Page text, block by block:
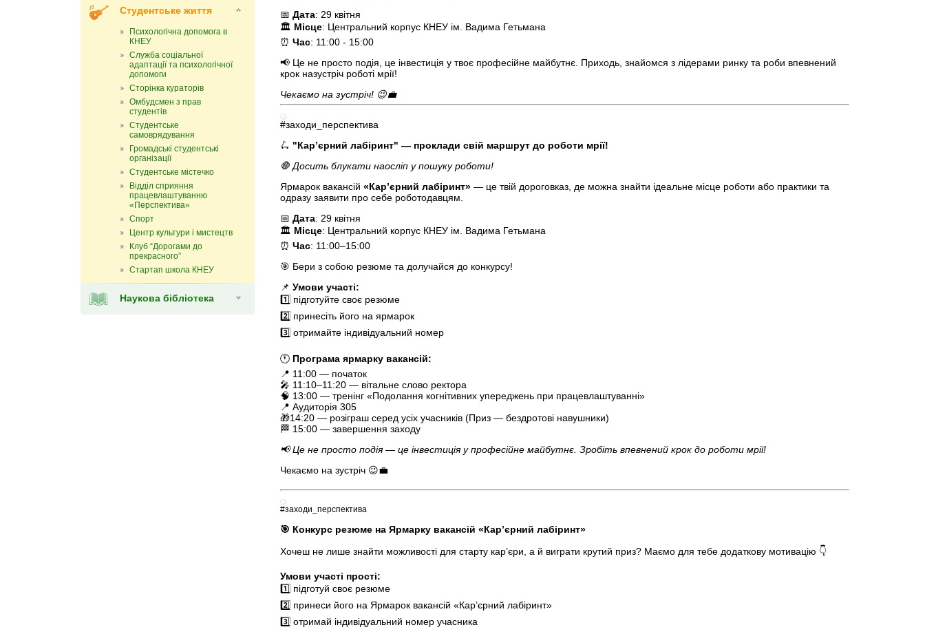
Студентське життя
Психологічна допомога в
КНЕУ
Служба соціальної
адаптації та психологічної
допомоги
Сторінка кураторів
Омбудсмен з прав
студентів
Студентське
самоврядування
Громадські студентські
організації
Студентське містечко
Відділ сприяння
працевлаштуванню
«Перспектива»
Спорт
Центр культури і мистецтв
Клуб “Дорогами до
прекрасного”
Стартап школа КНЕУ
Наукова бібліотека
📅 Дата: 29 квітня
🏛 Місце: Центральний корпус КНЕУ ім. Вадима Гетьмана
⏰ Час: 11:00 - 15:00
📢 Це не просто подія, це інвестиція у твоє професійне майбутнє. Приходь, знайомся з лідерами ринку та роби впевнений
крок назустріч роботі мрії!
Чекаємо на зустріч! 😉💼
#заходи_перспектива
🛴 "Кар’єрний лабіринт" — проклади свій маршрут до роботи мрії!
🛑 Досить блукати наосліп у пошуку роботи!
Ярмарок вакансій «Кар’єрний лабіринт» — це твій дороговказ, де можна знайти ідеальне місце роботи або практики та
одразу заявити про себе роботодавцям.
📅 Дата: 29 квітня
🏛 Місце: Центральний корпус КНЕУ ім. Вадима Гетьмана
⏰ Час: 11:00–15:00
🎯 Бери з собою резюме та долучайся до конкурсу!
📌 Умови участі:
1️⃣ підготуйте своє резюме
2️⃣ принесіть його на ярмарок
3️⃣ отримайте індивідуальний номер
🕚 Програма ярмарку вакансій:
📍 11:00 — початок
🎤 11:10–11:20 — вітальне слово ректора
🧠 13:00 — тренінг «Подолання когнітивних упереджень при працевлаштуванні»
📍 Аудиторія 305
🎁14:20 — розіграш серед усіх учасників (Приз — бездротові навушники)
🏁 15:00 — завершення заходу
📢 Це не просто подія — це інвестиція у професійне майбутнє. Зробіть впевнений крок до роботи мрії!
Чекаємо на зустріч 😉💼
#заходи_перспектива
🎯 Конкурс резюме на Ярмарку вакансій «Кар’єрний лабіринт»
Хочеш не лише знайти можливості для старту кар’єри, а й виграти крутий приз? Маємо для тебе додаткову мотивацію 👇
Умови участі прості:
1️⃣ підготуй своє резюме
2️⃣ принеси його на Ярмарок вакансій «Кар’єрний лабіринт»
3️⃣ отримай індивідуальний номер учасника